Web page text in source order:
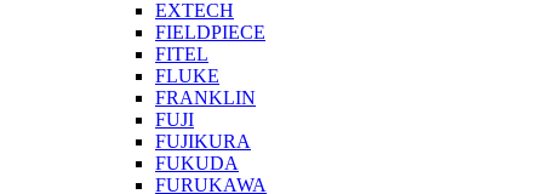
EXTECH
FIELDPIECE
FITEL
FLUKE
FRANKLIN
FUJI
FUJIKURA
FUKUDA
FURUKAWA